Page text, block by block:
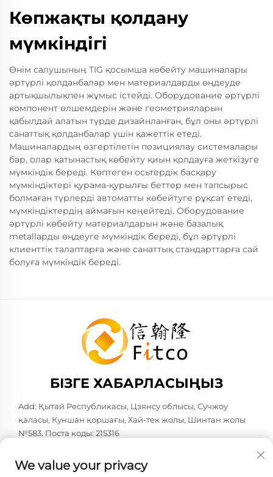
Көпжақты қолдану
мүмкіндігі
Өнім салушының TIG қосымша көбейту машиналары
әртүрлі қолданбалар мен материалдарды өңдеуде
артықшылықпен жұмыс істейді. Оборудование әртүрлі
компонент өлшемдерін және геометрияларын
қабылдай алатын түрде дизайнланған, бұл оны әртүрлі
санаттық қолданбалар үшін қажеттік етеді.
Машиналардың өзгертілетін позициялау системалары
бар, олар қатынастық көбейту қиын қолдауға жеткізуге
мүмкіндік береді. Көптеген осьтердік басқару
мүмкіндіктері қурама-қурылғы беттер мен тапсырыс
болмаған түрлерді автоматты көбейтуге рұқсат етеді,
мүмкіндіктердің аймағын кеңейтеді. Оборудование
әртүрлі көбейту материалдарын және базалық
metallарды өңдеуге мүмкіндік береді, бұл әртүрлі
клиенттік талаптарға және санаттық стандарттарға сай
болуға мүмкіндік береді.
БІЗГЕ ХАБАРЛАСЫҢЫЗ
Add: Қытай Республикасы, Цзянсу облысы, Сучжоу
қаласы, Куншан қоршағы, Хай-тек жолы, Шинтан жолы
№583. Поста коды: 215316
Электрондық пошта:
[email protected]
We value your privacy